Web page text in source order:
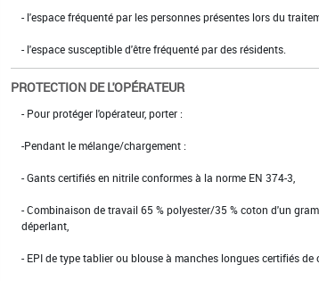
- l'espace fréquenté par les personnes présentes lors du
- l'espace susceptible d'être fréquenté par des résidents.
PROTECTION DE L'OPÉRATEUR
- Pour protéger l'opérateur, porter :
-Pendant le mélange/chargement :
- Gants certifiés en nitrile conformes à la norme EN 374-3,
- Combinaison de travail 65 % polyester/35 % coton d'un
déperlant,
- EPI de type tablier ou blouse à manches longues certifiés de